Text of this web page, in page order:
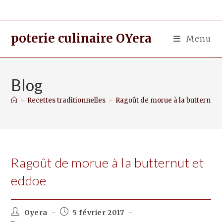
poterie culinaire OYera Menu
Blog
> Recettes traditionnelles > Ragoût de morue à la butternut
Ragoût de morue à la butternut et
eddoe
Oyera
5 février 2017